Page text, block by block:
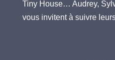
Tiny House… Audrey,
vous invitent à suivre